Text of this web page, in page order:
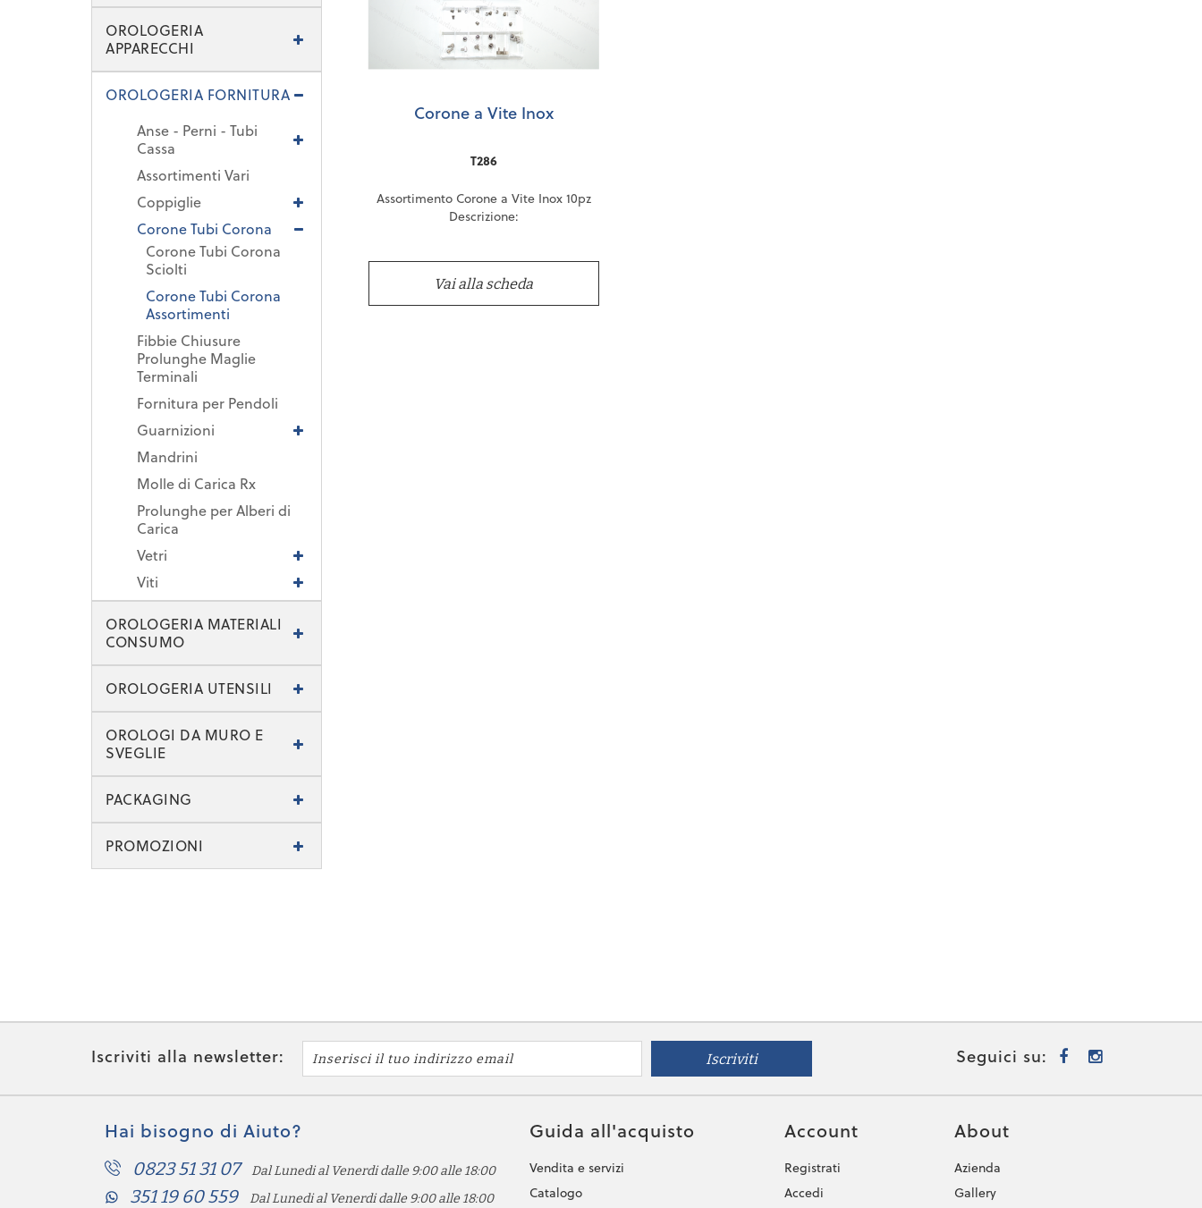
OROLOGERIA
APPARECCHI
OROLOGERIA FORNITURA
Anse - Perni - Tubi
Cassa
Assortimenti Vari
Coppiglie
Corone Tubi Corona
Corone Tubi Corona
Sciolti
Corone Tubi Corona
Assortimenti
Fibbie Chiusure
Prolunghe Maglie
Terminali
Fornitura per Pendoli
Guarnizioni
Mandrini
Molle di Carica Rx
Prolunghe per Alberi di
Carica
Vetri
Viti
OROLOGERIA MATERIALI
CONSUMO
OROLOGERIA UTENSILI
OROLOGI DA MURO E
SVEGLIE
PACKAGING
PROMOZIONI
Corone a Vite Inox
T286
Assortimento Corone a Vite Inox 10pz
Descrizione:
Vai alla scheda
Iscriviti alla newsletter: Iscriviti Seguici su:
Hai bisogno di Aiuto?
0823 51 31 07 Dal Lunedi al Venerdi dalle 9:00 alle 18:00
351 19 60 559 Dal Lunedi al Venerdi dalle 9:00 alle 18:00
Guida all'acquisto
Vendita e servizi
Catalogo
Account
Registrati
Accedi
About
Azienda
Gallery